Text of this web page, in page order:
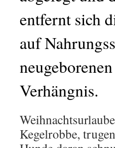
entfernt sich
auf
Verhängnis.
Kegelrobbe,